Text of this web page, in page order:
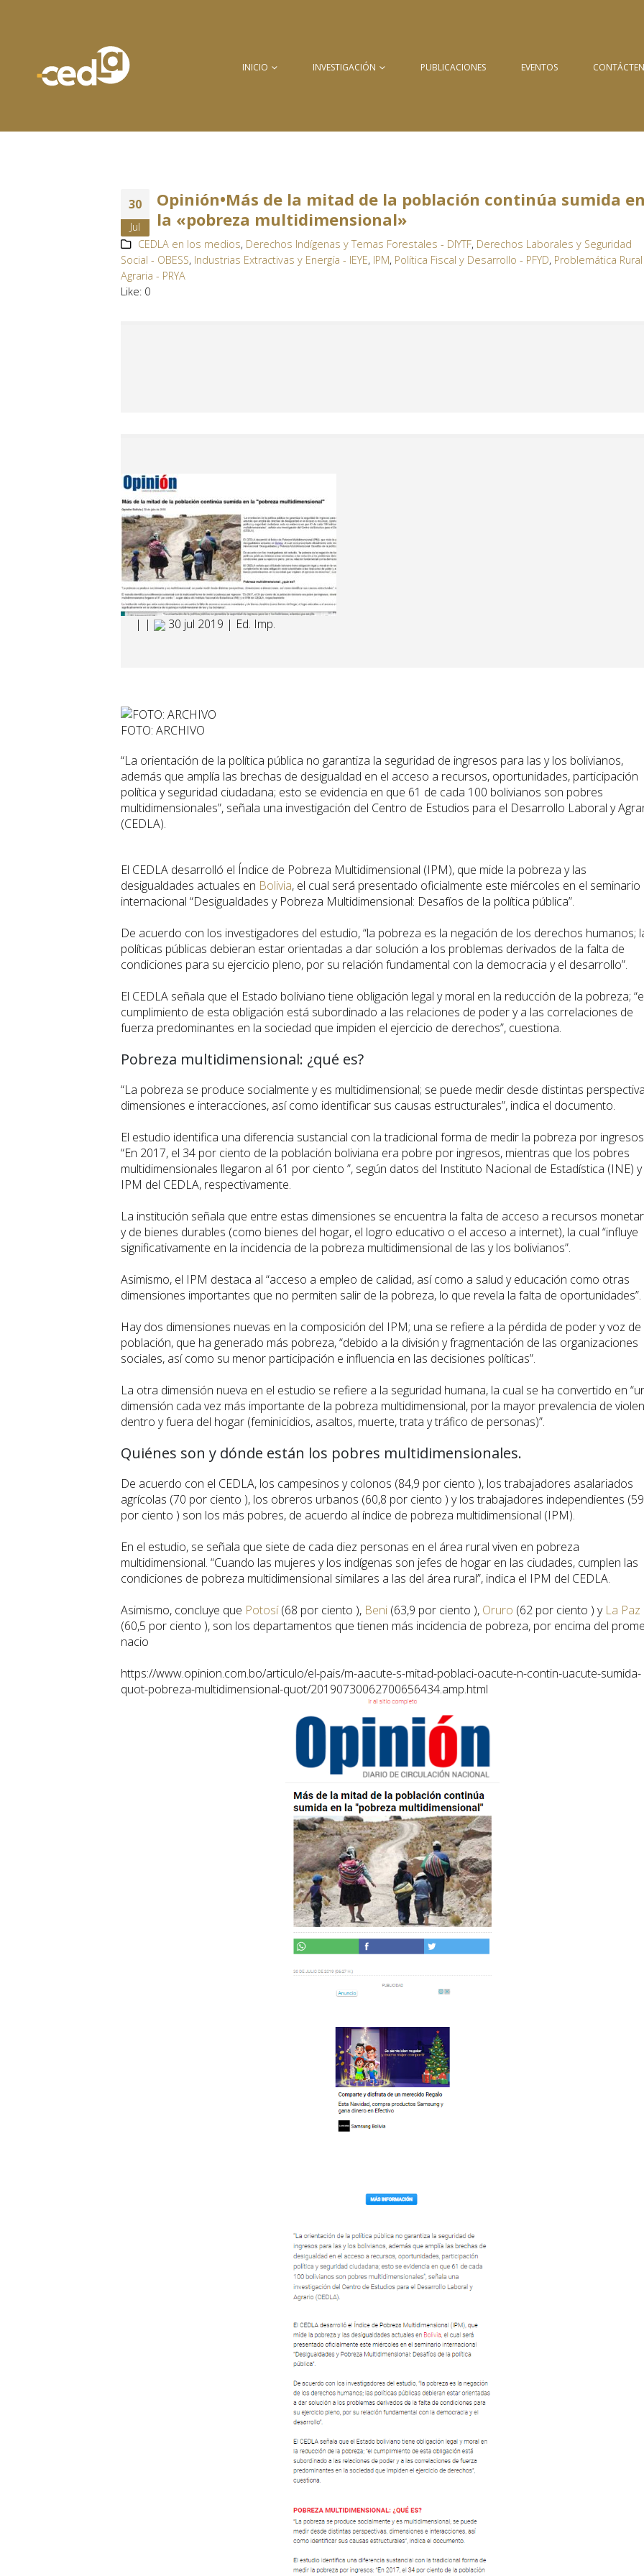
INICIO INVESTIGACIÓN PUBLICACIONES EVENTOS
30
Jul
Opinión•Más de la mitad de la población continúa sumida
la «pobreza multidimensional»
CEDLA en los medios, Derechos Indígenas y Temas Forestales - DIYTF, Derechos Laborales y Seguridad
Social - OBESS, Industrias Extractivas y Energía - IEYE, IPM, Política Fiscal y Desarrollo - PFYD, Problemática
Agraria - PRYA
Like: 0
| | 30 jul 2019 | Ed. Imp.
FOTO: ARCHIVO
“La orientación de la política pública no garantiza la seguridad de ingresos para las y los bolivianos,
además que amplía las brechas de desigualdad en el acceso a recursos, oportunidades, participación
política y seguridad ciudadana; esto se evidencia en que 61 de cada 100 bolivianos son pobres
multidimensionales”, señala una investigación del Centro de Estudios para el Desarrollo Laboral y
(CEDLA).
El CEDLA desarrolló el Índice de Pobreza Multidimensional (IPM), que mide la pobreza y las
desigualdades actuales en Bolivia, el cual será presentado oficialmente este miércoles en el seminario
internacional “Desigualdades y Pobreza Multidimensional: Desafíos de la política pública”.
De acuerdo con los investigadores del estudio, “la pobreza es la negación de los derechos humanos;
políticas públicas debieran estar orientadas a dar solución a los problemas derivados de la falta de
condiciones para su ejercicio pleno, por su relación fundamental con la democracia y el desarrollo”.
El CEDLA señala que el Estado boliviano tiene obligación legal y moral en la reducción de la pobreza;
cumplimiento de esta obligación está subordinado a las relaciones de poder y a las correlaciones de
fuerza predominantes en la sociedad que impiden el ejercicio de derechos”, cuestiona.
Pobreza multidimensional: ¿qué es?
“La pobreza se produce socialmente y es multidimensional; se puede medir desde distintas
dimensiones e interacciones, así como identificar sus causas estructurales”, indica el documento.
El estudio identifica una diferencia sustancial con la tradicional forma de medir la pobreza por
“En 2017, el 34 por ciento de la población boliviana era pobre por ingresos, mientras que los pobres
multidimensionales llegaron al 61 por ciento ”, según datos del Instituto Nacional de Estadística (INE)
IPM del CEDLA, respectivamente.
La institución señala que entre estas dimensiones se encuentra la falta de acceso a recursos
y de bienes durables (como bienes del hogar, el logro educativo o el acceso a internet), la cual “influye
significativamente en la incidencia de la pobreza multidimensional de las y los bolivianos”.
Asimismo, el IPM destaca al “acceso a empleo de calidad, así como a salud y educación como otras
dimensiones importantes que no permiten salir de la pobreza, lo que revela la falta de oportunidades”.
Hay dos dimensiones nuevas en la composición del IPM; una se refiere a la pérdida de poder y voz de
población, que ha generado más pobreza, “debido a la división y fragmentación de las organizaciones
sociales, así como su menor participación e influencia en las decisiones políticas”.
La otra dimensión nueva en el estudio se refiere a la seguridad humana, la cual se ha convertido en
dimensión cada vez más importante de la pobreza multidimensional, por la mayor prevalencia de
dentro y fuera del hogar (feminicidios, asaltos, muerte, trata y tráfico de personas)”.
Quiénes son y dónde están los pobres multidimensionales.
De acuerdo con el CEDLA, los campesinos y colonos (84,9 por ciento ), los trabajadores asalariados
agrícolas (70 por ciento ), los obreros urbanos (60,8 por ciento ) y los trabajadores independientes (59
por ciento ) son los más pobres, de acuerdo al índice de pobreza multidimensional (IPM).
En el estudio, se señala que siete de cada diez personas en el área rural viven en pobreza
multidimensional. “Cuando las mujeres y los indígenas son jefes de hogar en las ciudades, cumplen las
condiciones de pobreza multidimensional similares a las del área rural”, indica el IPM del CEDLA.
Asimismo, concluye que Potosí(68 por ciento ), Beni (63,9 por ciento ), Oruro (62 por ciento ) y La Paz
(60,5 por ciento ), son los departamentos que tienen más incidencia de pobreza, por encima del
nacio
https://www.opinion.com.bo/articulo/el-pais/m-aacute-s-mitad-poblaci-oacute-n-contin-uacute-sumida-
quot-pobreza-multidimensional-quot/20190730062700656434.amp.html